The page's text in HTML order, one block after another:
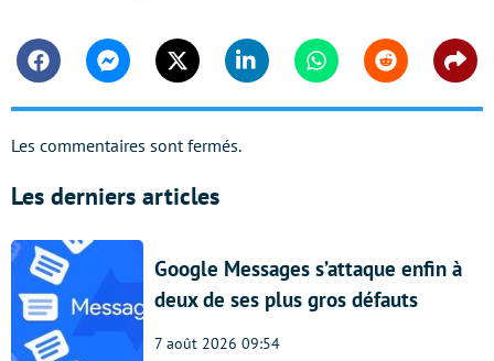
FacebookMessengerTwitter Linkedin WhatsappReddit
Les commentaires sont fermés.
Les derniers articles
Google Messages s’attaque enfin à
deux de ses plus gros défauts
7 août 2026 09:54